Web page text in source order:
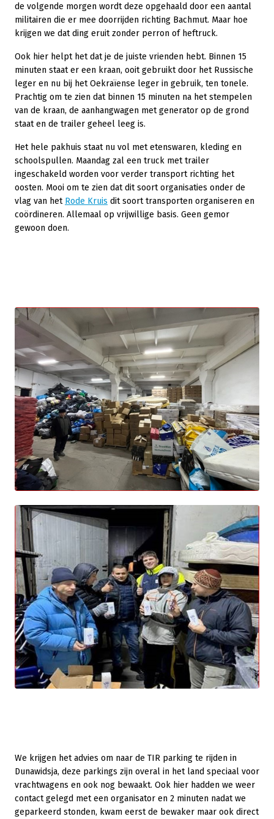
de volgende morgen wordt deze opgehaald door een aantal
militairen die er mee doorrijden richting Bachmut. Maar hoe
krijgen we dat ding eruit zonder perron of heftruck.
Ook hier helpt het dat je de juiste vrienden hebt. Binnen 15
minuten staat er een kraan, ooit gebruikt door het Russische
leger en nu bij het Oekraïense leger in gebruik, ten tonele.
Prachtig om te zien dat binnen 15 minuten na het stempelen
van de kraan, de aanhangwagen met generator op de grond
staat en de trailer geheel leeg is.
Het hele pakhuis staat nu vol met etenswaren, kleding en
schoolspullen. Maandag zal een truck met trailer
ingeschakeld worden voor verder transport richting het
oosten. Mooi om te zien dat dit soort organisaties onder de
vlag van het Rode Kruis dit soort transporten organiseren en
coördineren. Allemaal op vrijwillige basis. Geen gemor
gewoon doen.
We krijgen het advies om naar de TIR parking te rijden in
Dunawidsja, deze parkings zijn overal in het land speciaal voor
vrachtwagens en ook nog bewaakt. Ook hier hadden we weer
contact gelegd met een organisator en 2 minuten nadat we
geparkeerd stonden, kwam eerst de bewaker maar ook direct